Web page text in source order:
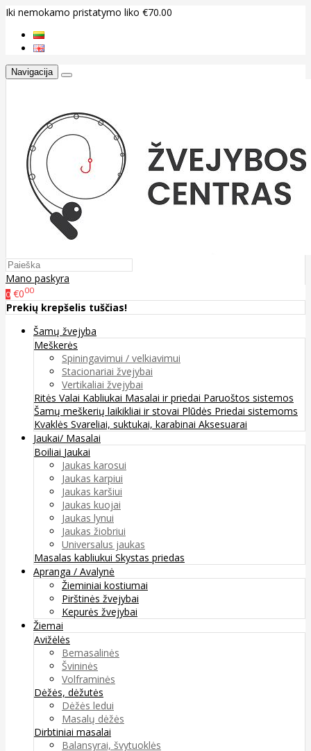
Iki nemokamo pristatymo liko €70.00
Navigacija
Mano paskyra
0 €000
Prekių krepšelis tuščias!
Šamų žvejyba
Meškerės
Spiningavimui / velkiavimui
Stacionariai žvejybai
Vertikaliai žvejybai
Ritės Valai Kabliukai Masalai ir priedai Paruoštos sistemos
Šamų meškerių laikikliai ir stovai Plūdės Priedai sistemoms
Kvaklės Svareliai, suktukai, karabinai Aksesuarai
Jaukai/ Masalai
Boiliai Jaukai
Jaukas karosui
Jaukas karpiui
Jaukas karšiui
Jaukas kuojai
Jaukas lynui
Jaukas žiobriui
Universalus jaukas
Masalas kabliukui Skystas priedas
Apranga / Avalynė
Žieminiai kostiumai
Pirštinės žvejybai
Kepurės žvejybai
Žiemai
Avižėlės
Bemasalinės
Švininės
Volframinės
Dėžės, dėžutės
Dėžės ledui
Masalų dėžės
Dirbtiniai masalai
Balansyrai, švytuoklės